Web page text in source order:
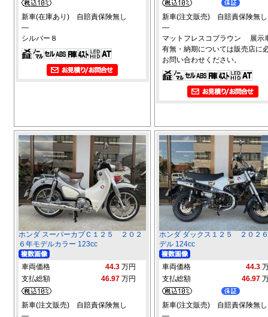
新車(在庫あり) 自賠責保険無し
―
シルバー８
新車(注文販売) 自賠責保険無し
―
マットフレスコブラウン 展示
有無・納期については販売店に
お問い合わせください。
ホンダ スーパーカブＣ１２５ ２０２
６年モデルカラー 123cc
車両価格 44.3 万円
支払総額
46.97 万円
新車(注文販売) 自賠責保険無し
ホンダ ダックス１２５ ２０２
デル 124cc
車両価格 44.3
支払総額
46.97
新車(注文販売) 自賠責保険無し